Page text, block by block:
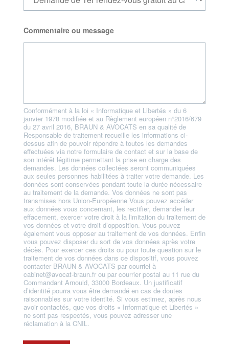
e
t
a
i
Commentaire ou message
Conformément à la loi « Informatique et Libertés » du 6
janvier 1978 modifiée et au Règlement européen n°2016/679
du 27 avril 2016, BRAUN & AVOCATS en sa qualité de
Responsable de traitement recueille les informations ci-
dessus afin de pouvoir répondre à toutes les demandes
effectuées via notre formulaire de contact et sur la base de
son intérêt légitime permettant la prise en charge des
demandes. Les données collectées seront communiquées
aux seules personnes habilitées à traiter votre demande. Les
données sont conservées pendant toute la durée nécessaire
au traitement de la demande. Vos données ne sont pas
transmises hors Union-Européenne Vous pouvez accéder
aux données vous concernant, les rectifier, demander leur
effacement, exercer votre droit à la limitation du traitement de
vos données et votre droit d’opposition. Vous pouvez
également vous opposer au traitement de vos données. Enfin
vous pouvez disposer du sort de vos données après votre
décès. Pour exercer ces droits ou pour toute question sur le
traitement de vos données dans ce dispositif, vous pouvez
contacter BRAUN & AVOCATS par courriel à
cabinet@avocat-braun.fr ou par courrier postal au 11 rue du
Commandant Arnould, 33000 Bordeaux. Un justificatif
d’identité pourra vous être demandé en cas de doutes
raisonnables sur votre identité. Si vous estimez, après nous
avoir contactés, que vos droits « Informatique et Libertés »
ne sont pas respectés, vous pouvez adresser une
réclamation à la CNIL.